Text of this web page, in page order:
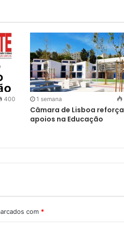
400 1 semana
Câmara de Lisboa reforça
apoios na Educação
com *